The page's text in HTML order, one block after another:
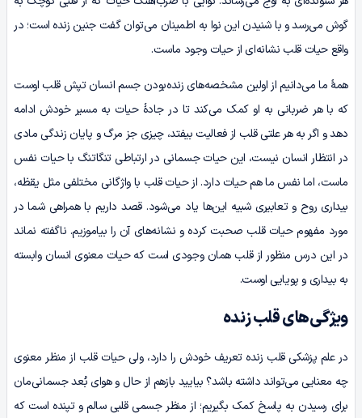
گوش می‌رسد و با شنیدن این نوا به اطمینان می‌توان گفت جنین زنده است؛ در
واقع حیات قلب نشانه‌ای از حیات وجود ماست.
همۀ ما می‌دانیم از اولین مشخصه‌های زنده‌بودن جسم انسان تپش قلب اوست
که با هر ضربانی به او کمک می‌کند تا در جادۀ حیات به مسیر خودش ادامه‌
دهد و اگر به هر علتی قلب از فعالیت بیفتد، چیزی جز مرگ و پایان زندگی مادی
در انتظار انسان نیست، این حیات جسمانی در ارتباطی تنگاتنگ با حیات نفس
ماست، اما نفس ما هم حیات دارد. از حیات قلب با واژگانی مختلفی مثل یقظه،
بیداری روح و تعابیری شبیه این‌ها یاد می‌شود. قصد داریم با همراهی شما در
مورد مفهوم حیات قلب صحبت کرده و نشانه‌های آن را بیاموزیم. ناگفته نماند
در این درس منظور از قلب همان وجودی است که حیات معنوی انسان وابسته
به بیداری و پویایی اوست.
ویژگی‌های قلب زنده
در علم پزشکی قلب زنده تعریف خودش را دارد، ولی حیات قلب از منظر معنوی
چه معنایی می‌تواند داشته ‌باشد؟ بیایید بازهم از حال و هوای بُعد جسمانی‌مان
برای رسیدن به پاسخ کمک بگیریم؛ از منظر جسمی قلبی سالم و تپنده است که